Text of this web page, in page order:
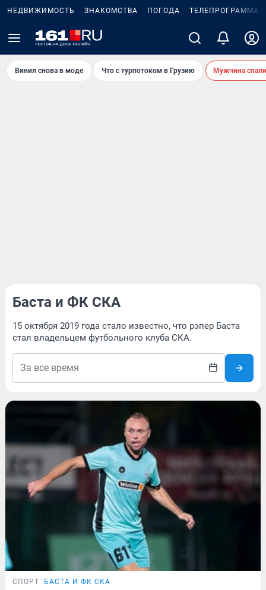
НЕДВИЖИМОСТЬ ЗНАКОМСТВА ПОГОДА ТЕЛЕПРОГРАММА
Винил снова в моде Что с турпотоком в Грузию Мужчина
Баста и ФК СКА
15 октября 2019 года стало известно, что рэпер Баста
стал владельцем футбольного клуба СКА.
СПОРТ БАСТА И ФК СКА